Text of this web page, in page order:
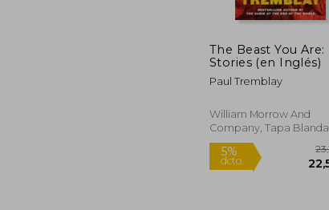
dcto.
The Beast You Are:
Stories (en Inglés)
Paul Tremblay
William Morrow And
Company, Tapa Blanda,
Nuevo